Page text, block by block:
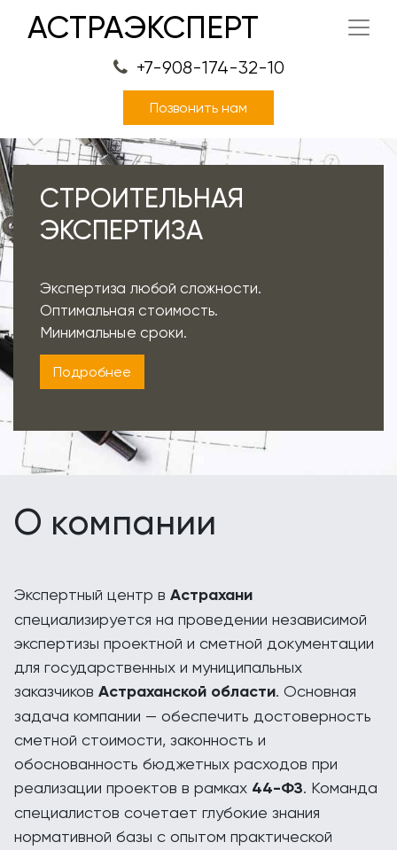
АСТРАЭКСПЕРТ
+7-908-174-32-10
Позвонить нам
СТРОИТЕЛЬНАЯ
ЭКСПЕРТИЗА
Экспертиза любой сложности.
Оптимальная стоимость.
Минимальные сроки.
Подробнее
О компании
Экспертный центр в Астрахани
специализируется на проведении независимой
экспертизы проектной и сметной документации
для государственных и муниципальных
заказчиков Астраханской области. Основная
задача компании — обеспечить достоверность
сметной стоимости, законность и
обоснованность бюджетных расходов при
реализации проектов в рамках 44-ФЗ. Команда
специалистов сочетает глубокие знания
нормативной базы с опытом практической